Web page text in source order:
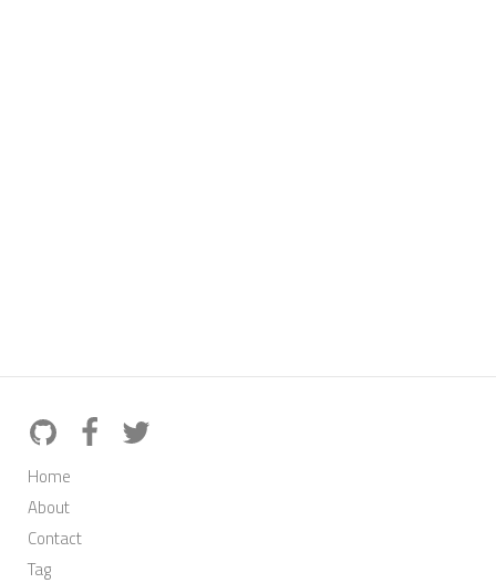
Home
About
Contact
Tag